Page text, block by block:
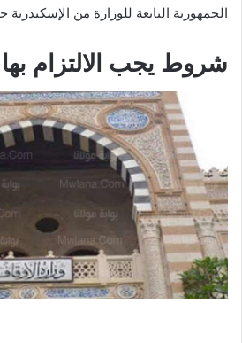
الجمهورية التابعة للوزارة من
شروط يجب الالتزام بها